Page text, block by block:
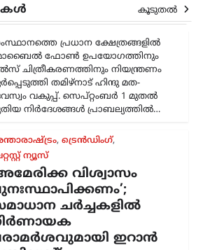
കൂടുതൽ
ദേവസ്വം വകുപ്പ്
ന്യൂസ് ഡെസ്ക്
ഓഗസ്റ്റ്‌ 9, 2026
പ്രധാന ക്ഷേത്രങ്ങളിൽ
ഫോൺ ഉപയോഗത്തിനും
ചിത്രീകരണത്തിനും നിയന്ത്രണം
തമിഴ്നാട് ഹിന്ദു മത-
വകുപ്പ്. സെപ്റ്റംബർ 1 മുതൽ
നിർദേശങ്ങൾ പ്രാബല്യത്തിൽ…
, ട്രെൻഡിംഗ്,
ന്യൂസ്
വിശ്വാസം
ചർച്ചകളിൽ
ഇറാൻ